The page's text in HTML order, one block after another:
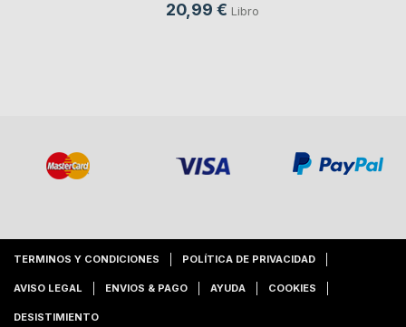
20,99 € Libro
TERMINOS Y CONDICIONES POLÍTICA DE PRIVACIDAD
AVISO LEGAL ENVIOS & PAGO AYUDA COOKIES
DESISTIMIENTO